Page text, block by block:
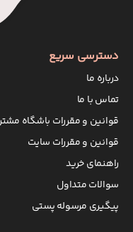
دسترسی سریع
درباره ما
تماس با ما
قوانین و مقررات باشگاه
قوانین و مقررات سایت
راهنمای خرید
سوالات متداول
پیگیری مرسوله پستی